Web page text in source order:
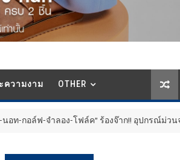
ความงาม OTHER
อง-โฟล์ค” ร้องจ๊าก!! อุปกรณ์ม่วนจอยงานวัด.. ท